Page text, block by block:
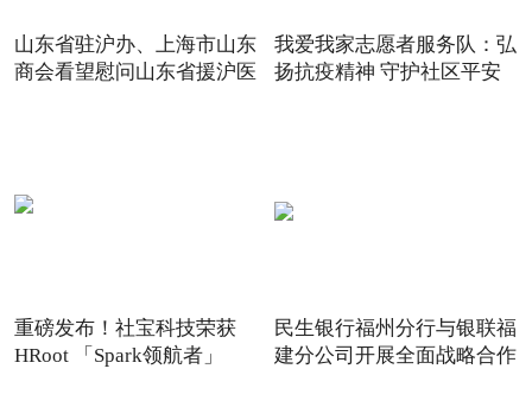
山东省驻沪办、上海市山东
商会看望慰问山东省援沪医
我爱我家志愿者服务队：弘
扬抗疫精神 守护社区平安
重磅发布！社宝科技荣获
HRoot 「Spark领航者」
民生银行福州分行与银联福
建分公司开展全面战略合作